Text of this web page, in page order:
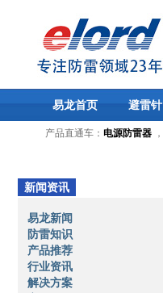
易龙首页 避雷针
产品直通车： 电源防雷器 ，
新闻资讯
易龙新闻
防雷知识
产品推荐
行业资讯
解决方案